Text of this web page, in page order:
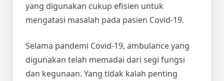
yang digunakan cukup efisien untuk
mengatasi masalah pada pasien Covid-19.
Selama pandemi Covid-19, ambulance yang
digunakan telah memadai dari segi fungsi
dan kegunaan. Yang tidak kalah penting